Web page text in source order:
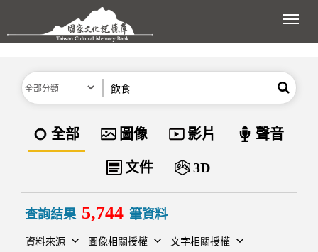
跳到主要內容區塊
展
分類 搜尋
資料類型
全部 圖像 影片 聲音
文件 3D
查詢結果 5,744 筆資料
資料來源 圖像相關授權 文字相關授權